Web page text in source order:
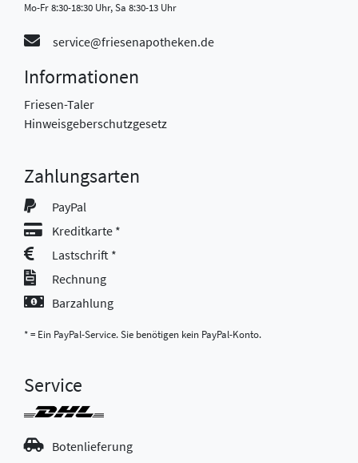
Mo-Fr 8:30-18:30 Uhr, Sa 8:30-13 Uhr
service@friesenapotheken.de
Informationen
Friesen-Taler
Hinweisgeberschutzgesetz
Zahlungsarten
PayPal
Kreditkarte *
Lastschrift *
Rechnung
Barzahlung
* = Ein PayPal-Service. Sie benötigen kein PayPal-Konto.
Service
Botenlieferung